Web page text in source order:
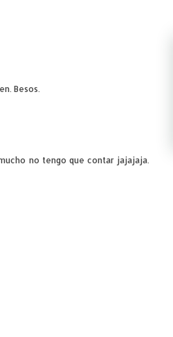
Besos.
no tengo que contar jajajaja.